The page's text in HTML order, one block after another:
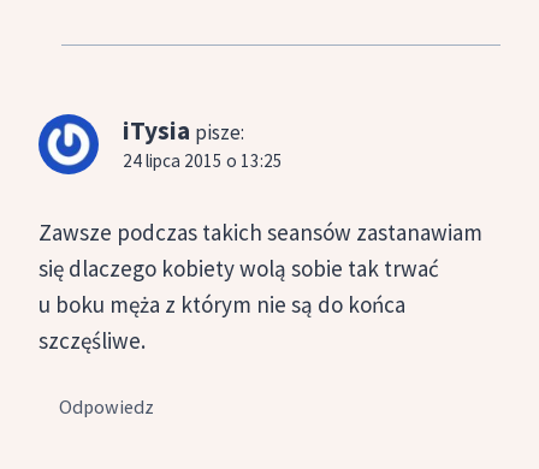
iTysia pisze:
24 lipca 2015 o 13:25
Zawsze podczas takich seansów zastanawiam
się dlaczego kobiety wolą sobie tak trwać
u boku męża z którym nie są do końca
szczęśliwe.
Odpowiedz